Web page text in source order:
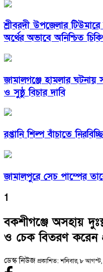
শ্রীবরদী উপজেলার
অর্থের অভাবে অনিশ্চিত
জামালগঞ্জে হামলার ঘটনায়
ও সুষ্ঠু বিচার দাবি
রপ্তানি শিল্প বাঁচাতে
জামালপুরে সেচ পাম্পের
1
বকশীগঞ্জে অসহায়
ও চেক বিতরণ করেন
ডেস্ক নিউজপ্রকাশিত: শনিবার, ৮